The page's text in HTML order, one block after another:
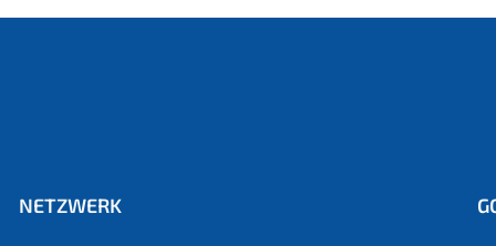
NETZWERK